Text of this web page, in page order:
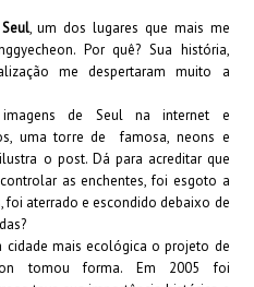
Seul, um dos lugares que mais me
Por quê? Sua história,
me despertaram muito a
de Seul na internet e
uma torre de famosa, neons e
o post. Dá para acreditar que
as enchentes, foi esgoto a
foi aterrado e escondido debaixo de
cidade mais ecológica o projeto de
tomou forma. Em 2005 foi